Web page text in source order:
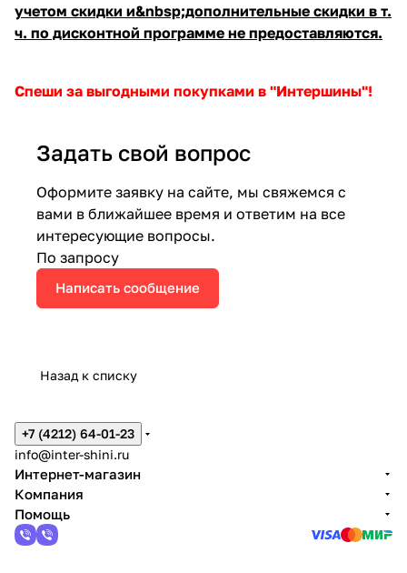
учетом скидки и&nbsp;дополнительные скидки в т.
ч. по дисконтной программе не предоставляются.
Спеши за выгодными покупками в "Интершины"!
Задать свой вопрос
Оформите заявку на сайте, мы свяжемся с
вами в ближайшее время и ответим на все
интересующие вопросы.
По запросу
Написать сообщение
Назад к списку
+7 (4212) 64-01-23
info@inter-shini.ru
Интернет-магазин
Компания
Помощь